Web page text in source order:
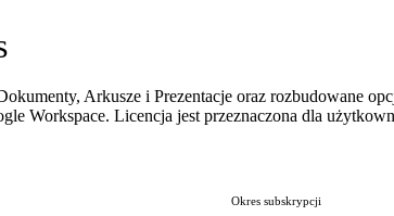
Arkusze i Prezentacje oraz rozbudowane
Workspace. Licencja jest przeznaczona dla
Okres subskrypcji